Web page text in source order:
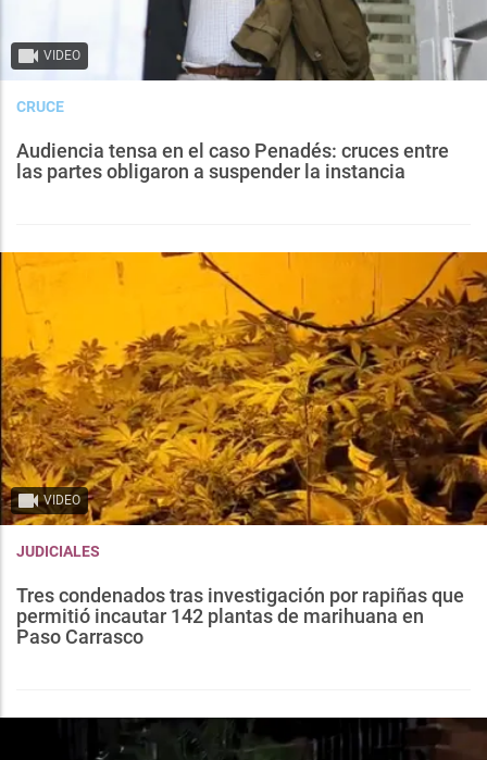
VIDEO
CRUCE
Audiencia tensa en el caso Penadés: cruces entre
las partes obligaron a suspender la instancia
VIDEO
JUDICIALES
Tres condenados tras investigación por rapiñas que
permitió incautar 142 plantas de marihuana en
Paso Carrasco